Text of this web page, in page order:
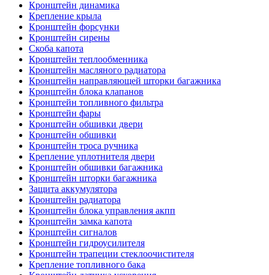
Кронштейн динамика
Крепление крыла
Кронштейн форсунки
Кронштейн сирены
Скоба капота
Кронштейн теплообменника
Кронштейн масляного радиатора
Кронштейн направляющей шторки багажника
Кронштейн блока клапанов
Кронштейн топливного фильтра
Кронштейн фары
Кронштейн обшивки двери
Кронштейн обшивки
Кронштейн троса ручника
Крепление уплотнителя двери
Кронштейн обшивки багажника
Кронштейн шторки багажника
Защита аккумулятора
Кронштейн радиатора
Кронштейн блока управления акпп
Кронштейн замка капота
Кронштейн сигналов
Кронштейн гидроусилителя
Кронштейн трапеции стеклоочистителя
Крепление топливного бака